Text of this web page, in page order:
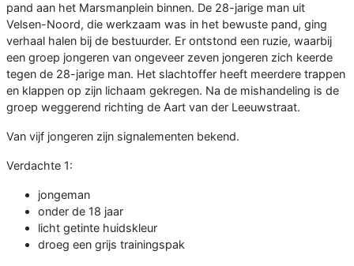
pand aan het Marsmanplein binnen. De 28-jarige man uit
Velsen-Noord, die werkzaam was in het bewuste pand, ging
verhaal halen bij de bestuurder. Er ontstond een ruzie, waarbij
een groep jongeren van ongeveer zeven jongeren zich keerde
tegen de 28-jarige man. Het slachtoffer heeft meerdere trappen
en klappen op zijn lichaam gekregen. Na de mishandeling is de
groep weggerend richting de Aart van der Leeuwstraat.
Van vijf jongeren zijn signalementen bekend.
Verdachte 1:
jongeman
onder de 18 jaar
licht getinte huidskleur
droeg een grijs trainingspak